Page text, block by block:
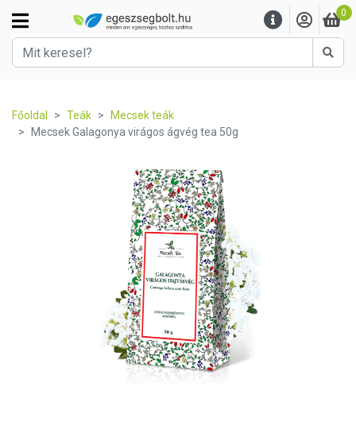
0
Főoldal Teák
Mecsek teák
Mecsek Galagonya virágos ágvég tea 50g